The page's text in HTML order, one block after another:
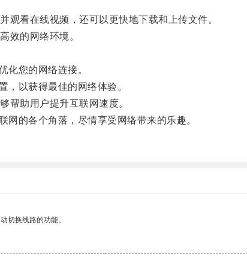
看在线视频，还可以更快地下载和上传文件。
的网络环境。
您的网络连接。
以获得最佳的网络体验。
助用户提升互联网速度。
的各个角落，尽情享受网络带来的乐趣。
切换线路的功能。